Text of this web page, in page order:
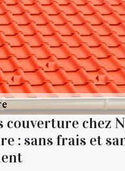
couverture chez
: sans frais et